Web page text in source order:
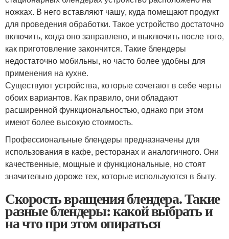
ножках. В него вставляют чашу, куда помещают продукт
для проведения обработки. Такое устройство достаточно
включить, когда оно заправлено, и выключить после того,
как приготовление закончится. Такие блендеры
недостаточно мобильны, но часто более удобны для
применения на кухне.
Существуют устройства, которые сочетают в себе черты
обоих вариантов. Как правило, они обладают
расширенной функциональностью, однако при этом
имеют более высокую стоимость.
Профессиональные блендеры предназначены для
использования в кафе, ресторанах и аналогичного. Они
качественные, мощные и функциональные, но стоят
значительно дороже тех, которые используются в быту.
Скорость вращения блендера. Такие
разные блендеры: какой выбрать и
на что при этом опираться